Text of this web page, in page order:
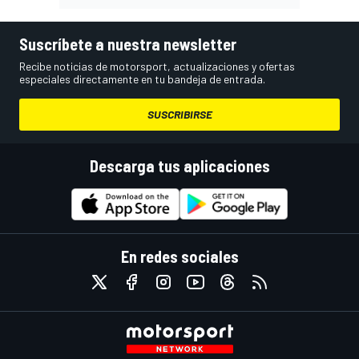
Suscríbete a nuestra newsletter
Recibe noticias de motorsport, actualizaciones y ofertas
especiales directamente en tu bandeja de entrada.
SUSCRIBIRSE
Descarga tus aplicaciones
En redes sociales